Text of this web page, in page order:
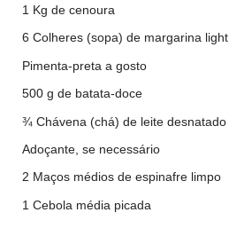
1 Kg de cenoura
6 Colheres (sopa) de margarina light
Pimenta-preta a gosto
500 g de batata-doce
¾ Chávena (chá) de leite desnatado
Adoçante, se necessário
2 Maços médios de espinafre limpo
1 Cebola média picada